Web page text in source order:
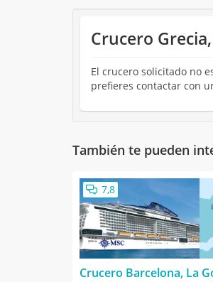
Crucero
El crucero solicitado no
prefieres contactar con
También te pueden
7,8
Crucero Barcelona, La